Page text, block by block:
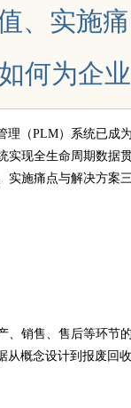
、实施
何为企
（PLM）系统已成
实现全生命周期数
实施痛点与解决方案
、销售、售后等环节
从概念设计到报废回